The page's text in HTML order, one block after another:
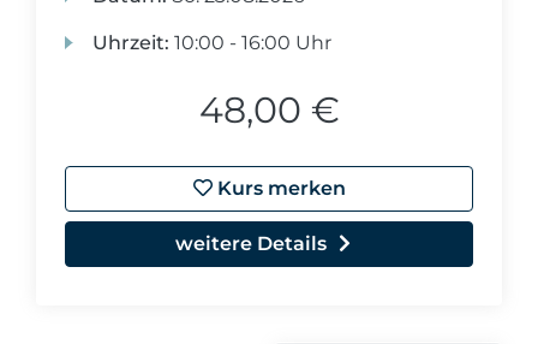
Uhrzeit: 10:00 - 16:00 Uhr
48,00 €
Kurs merken
weitere Details